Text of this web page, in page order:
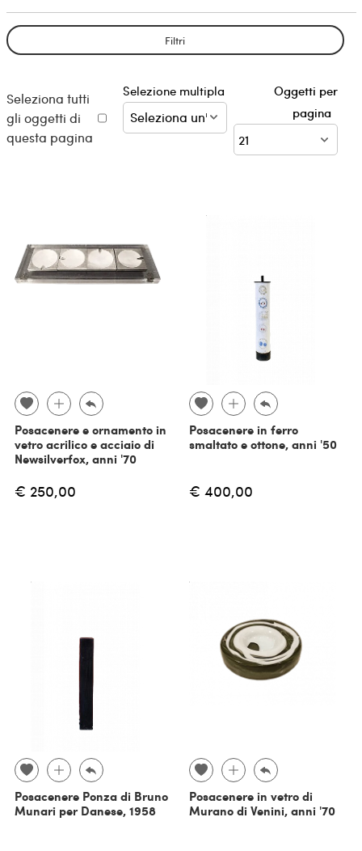
Filtri
Seleziona tutti
gli oggetti di
questa pagina
Selezione multipla
Oggetti per
pagina
Posacenere e ornamento in
vetro acrilico e acciaio di
Newsilverfox, anni '70
€ 250,00
Posacenere in ferro
smaltato e ottone, anni '50
€ 400,00
Posacenere Ponza di Bruno
Munari per Danese, 1958
Posacenere in vetro di
Murano di Venini, anni '70